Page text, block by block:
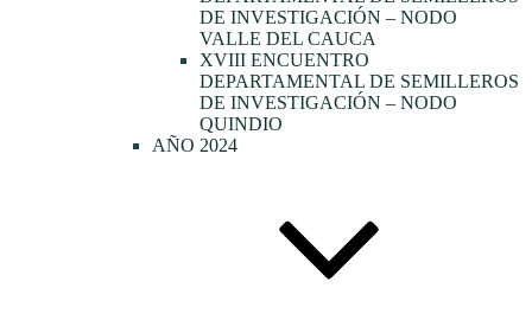
DE INVESTIGACIÓN – NODO
VALLE DEL CAUCA
XVIII ENCUENTRO
DEPARTAMENTAL DE SEMILLEROS
DE INVESTIGACIÓN – NODO
QUINDIO
AÑO 2024